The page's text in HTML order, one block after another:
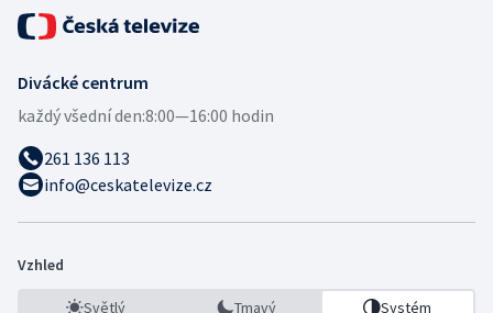
Divácké centrum
každý všední den:8:00—16:00 hodin
261 136 113
info@ceskatelevize.cz
Vzhled
Světlý Tmavý Systém